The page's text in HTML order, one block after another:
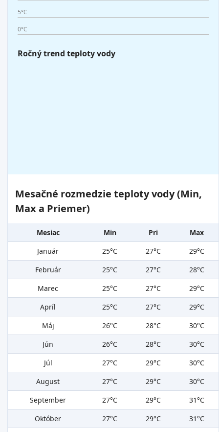
5°C
0°C
Ročný trend teploty vody
Mesačné rozmedzie teploty vody (Min,
Max a Priemer)
Mesiac Min Pri
Max
Január
25°C 27°C
29°C
Február
25°C 27°C
28°C
Marec
25°C 27°C
29°C
Apríl
25°C 27°C
29°C
Máj
26°C 28°C
30°C
Jún
26°C 28°C
30°C
Júl
27°C 29°C
30°C
August
27°C 29°C
30°C
September
27°C 29°C
31°C
Október
27°C 29°C
31°C